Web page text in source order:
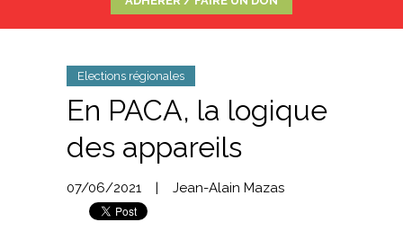
Elections régionales
En PACA, la logique
des appareils
07/06/2021 | Jean-Alain Mazas